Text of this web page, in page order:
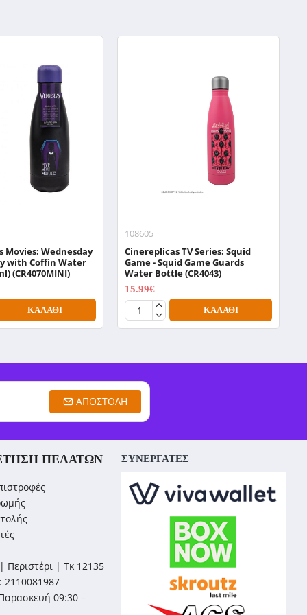
Movies: Wednesday
with Coffin Water
(CR4070MINI)
ΚΑΛΆΘΙ
108605
Cinereplicas TV Series: Squid
Game - Squid Game Guards
Water Bottle (CR4043)
15.99€
ΚΑΛΆΘΙ
ΑΠΟΣΤΟΛΉ
ΠΕΛΑΤΏΝ
Περιστέρι | Τκ 12135
2110081987
09:30 –
ΣΥΝΕΡΓΑΤΕΣ